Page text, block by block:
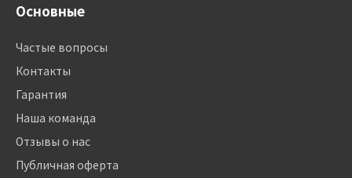
Основные
Частые вопросы
Контакты
Гарантия
Наша команда
Отзывы о нас
Публичная оферта